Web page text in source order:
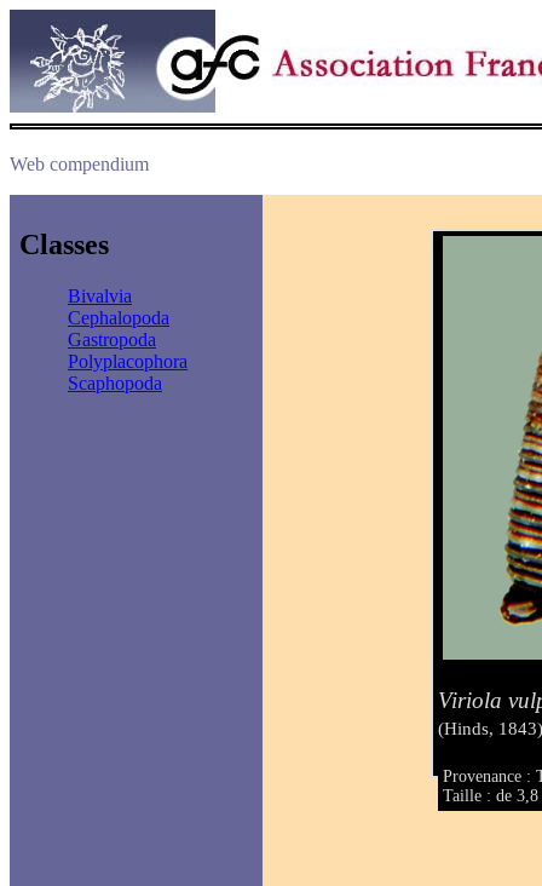
Web compendium
Classes
Bivalvia
Cephalopoda
Gastropoda
Polyplacophora
Scaphopoda
Viriola
(Hinds,
Provenance :
Taille : de 3,8